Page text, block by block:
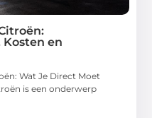
en
Wat Je Direct Moet
is een onderwerp